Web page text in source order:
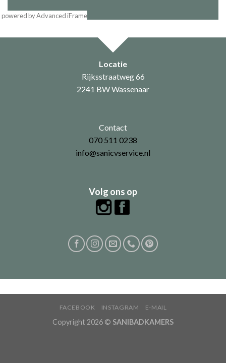
powered by Advanced iFrame
Locatie
Rijksstraatweg 66
2241 BW Wassenaar
Contact
070 511 0238
info@sanicvservice.nl
Volg ons op
FACEBOOK INSTAGRAM E-MAIL
Copyright 2026 © SANIBADKAMERS